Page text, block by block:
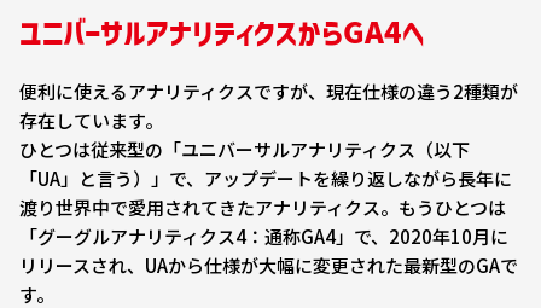
ユニバーサルアナリティクスからGA4へ
便利に使えるアナリティクスですが、現在仕様の違う2種類が
存在しています。
ひとつは従来型の「ユニバーサルアナリティクス（以下
「UA」と言う）」で、アップデートを繰り返しながら長年に
渡り世界中で愛用されてきたアナリティクス。もうひとつは
「グーグルアナリティクス4：通称GA4」で、2020年10月に
リリースされ、UAから仕様が大幅に変更された最新型のGAで
す。